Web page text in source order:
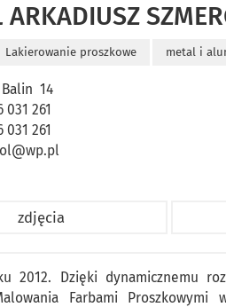
ARKADIUSZ
Lakierowanie proszkowe metal i
Balin 14
261
261
zdjęcia
2012. Dzięki dynamicznemu
Farbami Proszkowymi